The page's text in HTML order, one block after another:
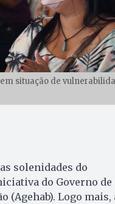
situação de
solenidades do
do Governo de
(Agehab). Logo mais,